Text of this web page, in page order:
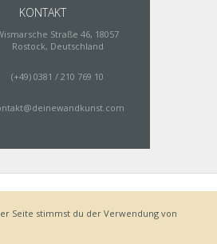
KONTAKT
Straße 46, 18057
Rostock, Deutschland
(+49) 0381 / 210 769 10
Lieferung
AGB
Seite stimmst du der Verwendung von